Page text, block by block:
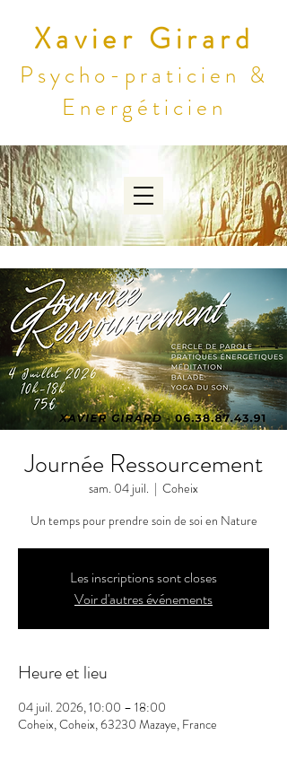
Xavier Girard
Psycho-praticien &
Energéticien
Journée Ressourcement
sam. 04 juil.
  |
Coheix
Un temps pour prendre soin de soi en Nature
Les inscriptions sont closes
Voir d'autres événements
Heure et lieu
04 juil. 2026, 10:00 – 18:00
Coheix, Coheix, 63230 Mazaye, France